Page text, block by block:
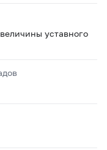
уставного